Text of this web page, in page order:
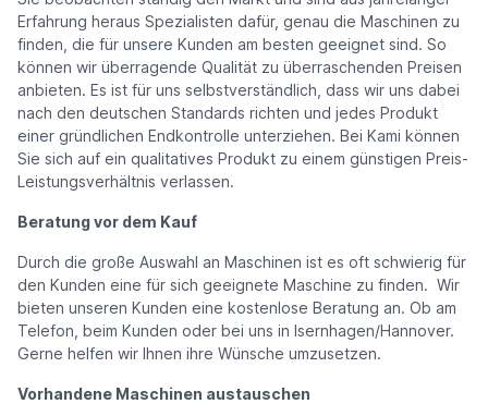
Erfahrung heraus Spezialisten dafür, genau die Maschinen zu
finden, die für unsere Kunden am besten geeignet sind. So
können wir überragende Qualität zu überraschenden Preisen
anbieten. Es ist für uns selbstverständlich, dass wir uns dabei
nach den deutschen Standards richten und jedes Produkt
einer gründlichen Endkontrolle unterziehen. Bei Kami können
Sie sich auf ein qualitatives Produkt zu einem günstigen Preis-
Leistungsverhältnis verlassen.
Beratung vor dem Kauf
Durch die große Auswahl an Maschinen ist es oft schwierig für
den Kunden eine für sich geeignete Maschine zu finden. Wir
bieten unseren Kunden eine kostenlose Beratung an. Ob am
Telefon, beim Kunden oder bei uns in Isernhagen/Hannover.
Gerne helfen wir Ihnen ihre Wünsche umzusetzen.
Vorhandene Maschinen austauschen